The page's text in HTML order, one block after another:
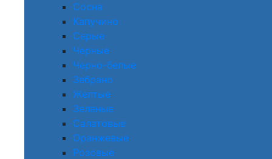
Сосна
Капучино
Серые
Черные
Черно-белые
Зебрано
Желтые
Зеленые
Салатовые
Оранжевые
Розовые